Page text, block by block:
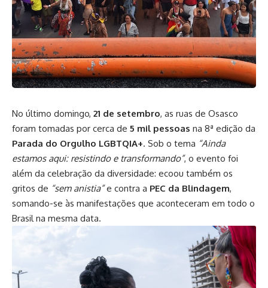
No último domingo, 21 de setembro, as ruas de Osasco
foram tomadas por cerca de 5 mil pessoas na 8ª edição da
Parada do Orgulho LGBTQIA+. Sob o tema “Ainda
estamos aqui: resistindo e transformando”, o evento foi
além da celebração da diversidade: ecoou também os
gritos de “sem anistia”e contra a PEC da Blindagem,
somando-se às manifestações que aconteceram em todo o
Brasil na mesma data.